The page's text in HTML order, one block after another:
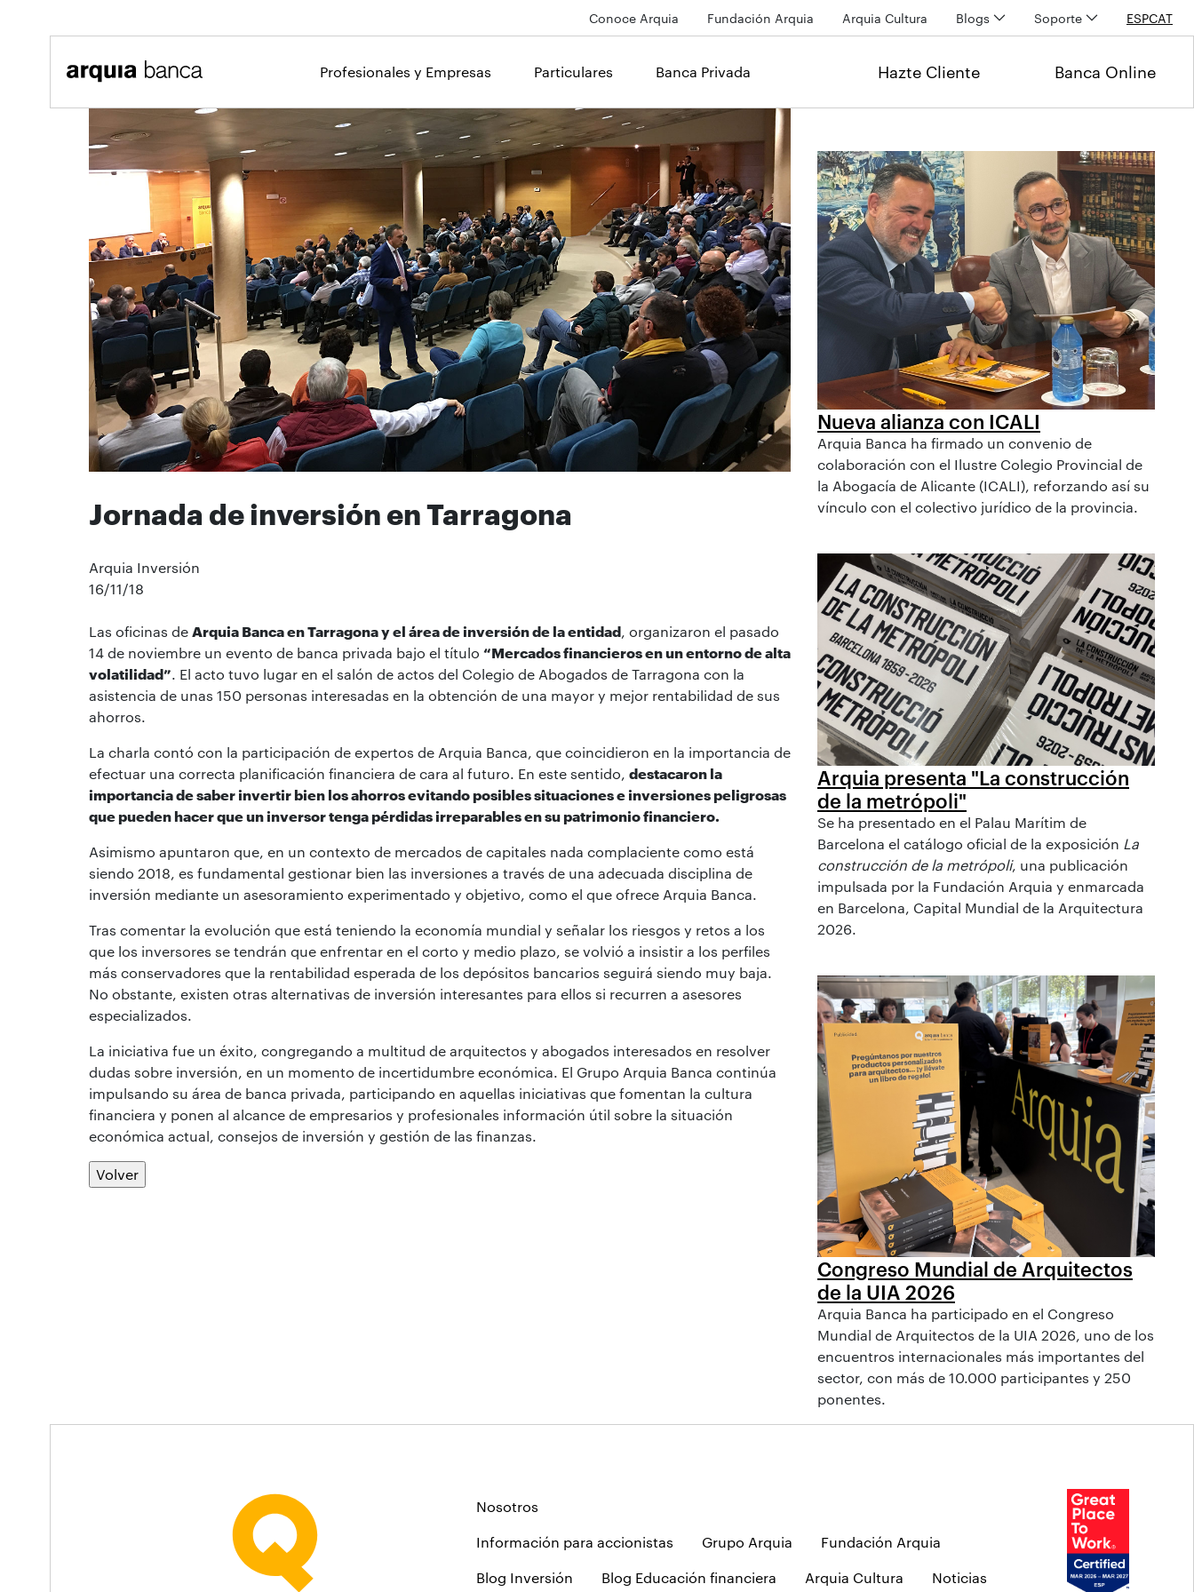
Conoce Arquia Fundación Arquia Arquia Cultura Blogs Soporte ESPCAT
Profesionales y Empresas Particulares Banca Privada Hazte Cliente Banca Online
Jornada de inversión en Tarragona
Arquia Inversión
16/11/18
Las oficinas de Arquia Banca en Tarragona y el área de inversión de la entidad, organizaron el pasado
14 de noviembre un evento de banca privada bajo el título “Mercados financieros en un entorno de alta
volatilidad”. El acto tuvo lugar en el salón de actos del Colegio de Abogados de Tarragona con la
asistencia de unas 150 personas interesadas en la obtención de una mayor y mejor rentabilidad de sus
ahorros.
La charla contó con la participación de expertos de Arquia Banca, que coincidieron en la importancia de
efectuar una correcta planificación financiera de cara al futuro. En este sentido, destacaron la
importancia de saber invertir bien los ahorros evitando posibles situaciones e inversiones peligrosas
que pueden hacer que un inversor tenga pérdidas irreparables en su patrimonio financiero.
Asimismo apuntaron que, en un contexto de mercados de capitales nada complaciente como está
siendo 2018, es fundamental gestionar bien las inversiones a través de una adecuada disciplina de
inversión mediante un asesoramiento experimentado y objetivo, como el que ofrece Arquia Banca.
Tras comentar la evolución que está teniendo la economía mundial y señalar los riesgos y retos a los
que los inversores se tendrán que enfrentar en el corto y medio plazo, se volvió a insistir a los perfiles
más conservadores que la rentabilidad esperada de los depósitos bancarios seguirá siendo muy baja.
No obstante, existen otras alternativas de inversión interesantes para ellos si recurren a asesores
especializados.
La iniciativa fue un éxito, congregando a multitud de arquitectos y abogados interesados en resolver
dudas sobre inversión, en un momento de incertidumbre económica. El Grupo Arquia Banca continúa
impulsando su área de banca privada, participando en aquellas iniciativas que fomentan la cultura
financiera y ponen al alcance de empresarios y profesionales información útil sobre la situación
económica actual, consejos de inversión y gestión de las finanzas.
Volver
Nueva alianza con ICALI
Arquia Banca ha firmado un convenio de
colaboración con el Ilustre Colegio Provincial de
la Abogacía de Alicante (ICALI), reforzando así su
vínculo con el colectivo jurídico de la provincia.
Arquia presenta "La construcción
de la metrópoli"
Se ha presentado en el Palau Marítim de
Barcelona el catálogo oficial de la exposición La
construcción de la metrópoli, una publicación
impulsada por la Fundación Arquia y enmarcada
en Barcelona, Capital Mundial de la Arquitectura
2026.
Congreso Mundial de Arquitectos
de la UIA 2026
Arquia Banca ha participado en el Congreso
Mundial de Arquitectos de la UIA 2026, uno de los
encuentros internacionales más importantes del
sector, con más de 10.000 participantes y 250
ponentes.
Nosotros
Información para accionistas Grupo Arquia Fundación Arquia
Blog Inversión Blog Educación financiera Arquia Cultura Noticias